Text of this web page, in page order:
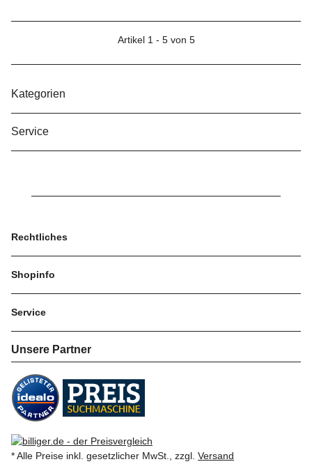
Artikel 1 - 5 von 5
Kategorien
Service
Rechtliches
Shopinfo
Service
Unsere Partner
* Alle Preise inkl. gesetzlicher MwSt., zzgl. Versand